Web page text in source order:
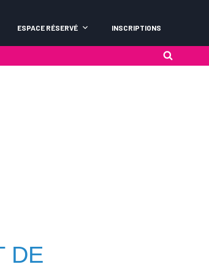
ESPACE RÉSERVÉ INSCRIPTIONS
DE